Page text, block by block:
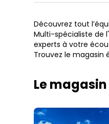
Découvrez tout
Multi-spécialiste de
experts à votre
Trouvez le magasin
Le